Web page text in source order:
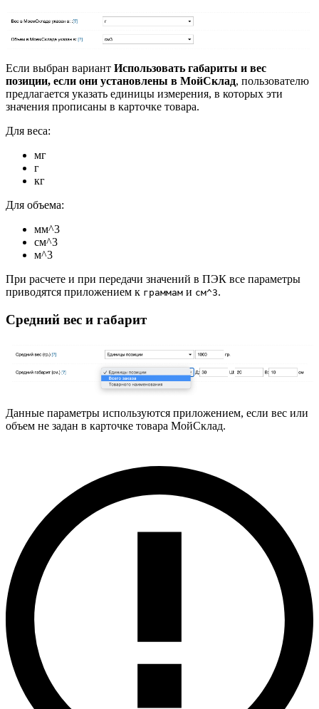
Если выбран вариант Использовать габариты и вес
позиции, если они установлены в МойСклад, пользователю
предлагается указать единицы измерения, в которых эти
значения прописаны в карточке товара.
Для веса:
мг
г
кг
Для объема:
мм^3
см^3
м^3
При расчете и при передачи значений в ПЭК все параметры
приводятся приложением к граммам и см^3.
Средний вес и габарит
Данные параметры используются приложением, если вес или
объем не задан в карточке товара МойСклад.